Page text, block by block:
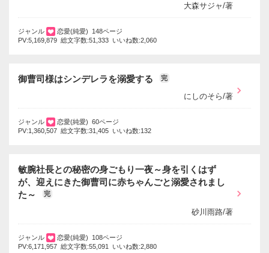
大森サジャ/著
ジャンル
恋愛(純愛) 148ページ
PV:5,169,879 総文字数:51,333 いいね数:2,060
御曹司様はシンデレラを溺愛する 完
にしのそら/著
ジャンル
恋愛(純愛) 60ページ
PV:1,360,507 総文字数:31,405 いいね数:132
敏腕社長との秘密の身ごもり一夜～身を引くはず
が、迎えにきた御曹司に赤ちゃんごと溺愛されまし
た～
完
砂川雨路/著
ジャンル
恋愛(純愛) 108ページ
PV:6,171,957 総文字数:55,091 いいね数:2,880